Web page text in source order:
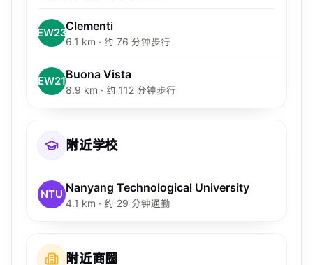
EW23Clementi
6.1 km · 约 76 分钟步行
EW21Buona Vista
8.9 km · 约 112 分钟步行
附近学校
NTU Nanyang Technological University
4.1 km · 约 29 分钟通勤
附近商圈